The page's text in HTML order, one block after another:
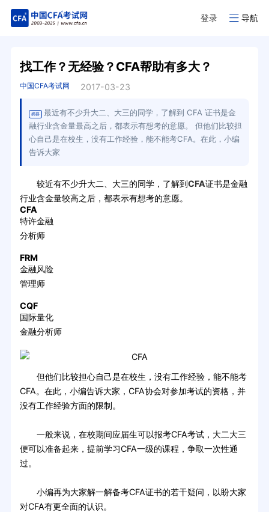
登录 导航
找工作？无经验？CFA帮助有多大？
中国CFA考试网 2017-03-23
摘要
最近有不少升大二、大三的同学，了解到 CFA 证书是金
融行业含金量最高之后，都表示有想考的意愿。 但他们比较担
心自己是在校生，没有工作经验，能不能考CFA。在此，小编
告诉大家
较近有不少升大二、大三的同学，了解到CFA证书是金融
行业含金量较高之后，都表示有想考的意愿。
CFA
特许金融
分析师
FRM
金融风险
管理师
CQF
国际量化
金融分析师
但他们比较担心自己是在校生，没有工作经验，能不能考
CFA。在此，小编告诉大家，CFA协会对参加考试的资格，并
没有工作经验方面的限制。
一般来说，在校期间应届生可以报考CFA考试，大二大三
便可以准备起来，提前学习CFA一级的课程，争取一次性通
过。
小编再为大家解一解备考CFA证书的若干疑问，以盼大家
对CFA有更全面的认识。